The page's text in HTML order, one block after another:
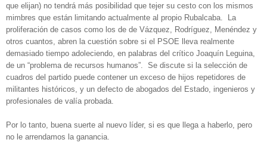
que elijan) no tendrá más posibilidad que tejer su cesto con los mismos
mimbres que están limitando actualmente al propio Rubalcaba. La
proliferación de casos como los de de Vázquez, Rodríguez, Menéndez y
otros cuantos, abren la cuestión sobre si el PSOE lleva realmente
demasiado tiempo adoleciendo, en palabras del crítico Joaquín Leguina,
de un “problema de recursos humanos”. Se discute si la selección de
cuadros del partido puede contener un exceso de hijos repetidores de
militantes históricos, y un defecto de abogados del Estado, ingenieros y
profesionales de valía probada.
Por lo tanto, buena suerte al nuevo líder, si es que llega a haberlo, pero
no le arrendamos la ganancia.